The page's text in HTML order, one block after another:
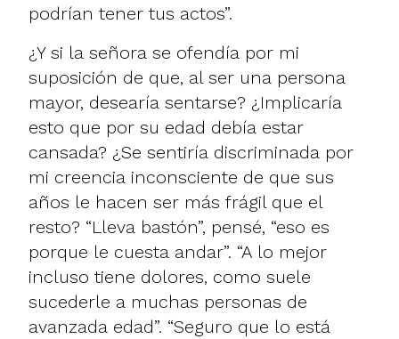
podrían tener tus actos”.
¿Y si la señora se ofendía por mi
suposición de que, al ser una persona
mayor, desearía sentarse? ¿Implicaría
esto que por su edad debía estar
cansada? ¿Se sentiría discriminada por
mi creencia inconsciente de que sus
años le hacen ser más frágil que el
resto? “Lleva bastón”, pensé, “eso es
porque le cuesta andar”. “A lo mejor
incluso tiene dolores, como suele
sucederle a muchas personas de
avanzada edad”. “Seguro que lo está